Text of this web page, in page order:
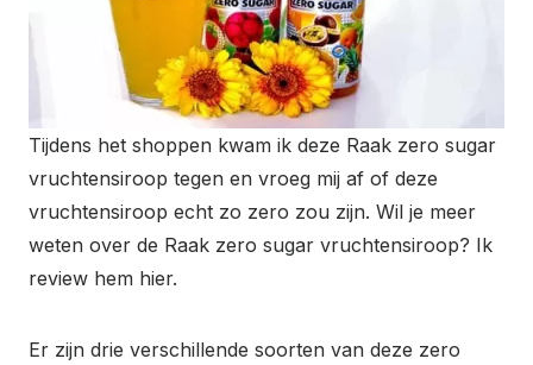
Tijdens het shoppen kwam ik deze Raak zero sugar
vruchtensiroop tegen en vroeg mij af of deze
vruchtensiroop echt zo zero zou zijn. Wil je meer
weten over de Raak zero sugar vruchtensiroop? Ik
review hem hier.
Er zijn drie verschillende soorten van deze zero